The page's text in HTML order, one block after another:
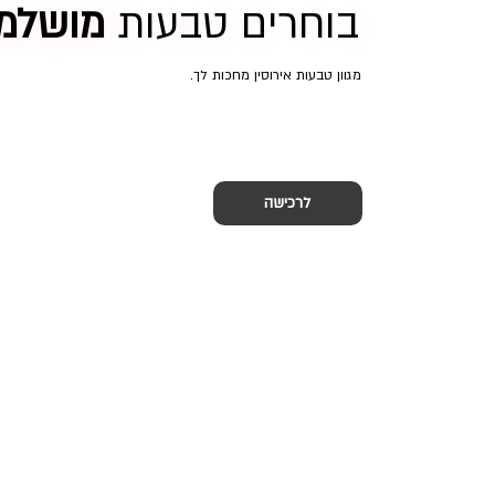
בוחרים טבעות
מגוון טבעות אירוסין מחכות לך.
לרכישה